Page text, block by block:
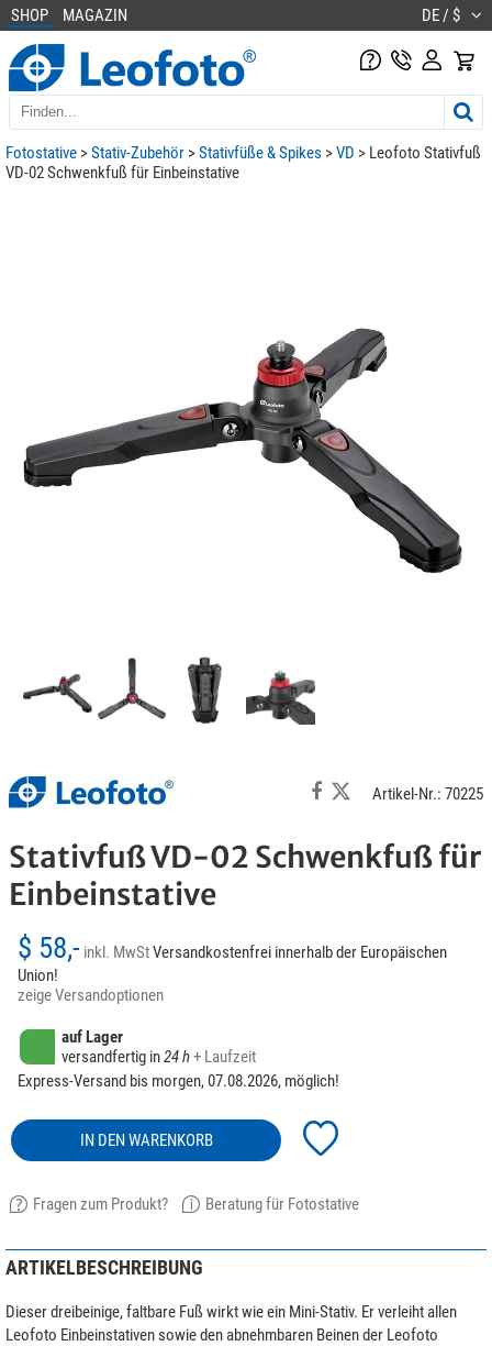
SHOP MAGAZIN DE / $
Fotostative >Stativ-Zubehör >Stativfüße & Spikes >VD > Leofoto Stativfuß
VD-02 Schwenkfuß für Einbeinstative
Artikel-Nr.: 70225
Stativfuß VD-02 Schwenkfuß für
Einbeinstative
$ 58,- inkl. MwStVersandkostenfrei innerhalb der Europäischen
Union!
zeige Versandoptionen
auf Lager
versandfertig in24 h+ Laufzeit
Express-Versand bis morgen, 07.08.2026, möglich!
IN DEN WARENKORB
Fragen zum Produkt? Beratung für Fotostative
ARTIKELBESCHREIBUNG
Dieser dreibeinige, faltbare Fuß wirkt wie ein Mini-Stativ. Er verleiht allen
Leofoto Einbeinstativen sowie den abnehmbaren Beinen der Leofoto